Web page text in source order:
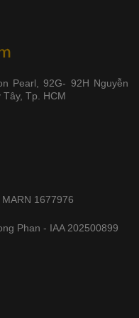
Pearl, 92G- 92H Nguyễn
Tp. HCM
1677976
Phan - IAA 202500899